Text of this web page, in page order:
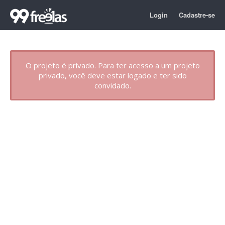
Login Cadastre-se
O projeto é privado. Para ter acesso a um projeto
privado, você deve estar logado e ter sido
convidado.